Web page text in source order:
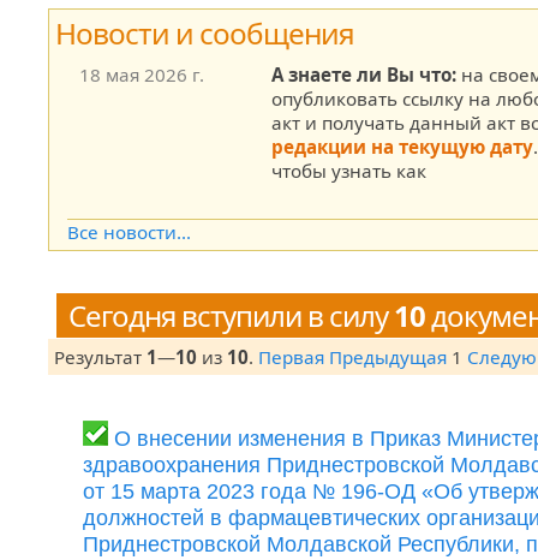
все редакции показать утратившие силу без
Новости и сообщения
18 мая 2026 г. А знаете ли Вы что: на
опубликовать ссылку на
акт и получать данный акт
редакции на текущую дату
чтобы узнать как
Все новости...
Сегодня вступили в силу10
Результат 1—10 из 10. Первая Предыдущая 1
О внесении изменения в Приказ
здравоохранения Приднестровской
от 15 марта 2023 года № 196-ОД «Об
должностей в фармацевтических
Приднестровской Молдавской Республики,